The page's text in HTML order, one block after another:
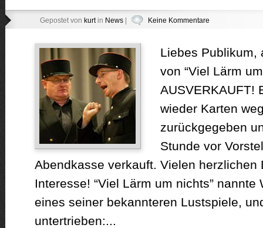
Gepostet von kurtin News| Keine Kommentare
Liebes Publikum,
von “Viel Lärm
AUSVERKAUFT!
wieder Karten
zurückgegeben
Stunde vor
Abendkasse verkauft. Vielen herzlichen
Interesse! “Viel Lärm um nichts”
eines seiner bekannteren Lustspiele,
untertrieben:...